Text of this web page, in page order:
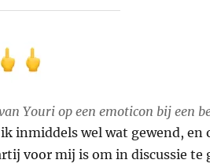
Youri op een emoticon bij een
inmiddels wel wat gewend,
voor mij is om in discussie te